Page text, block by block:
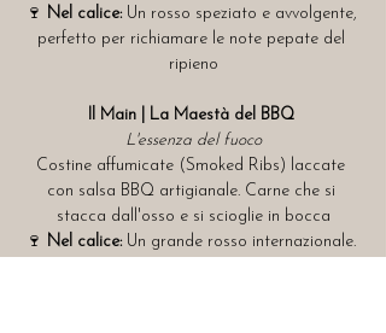
🍷 Nel calice: Un rosso speziato e avvolgente,
perfetto per richiamare le note pepate del
ripieno
Il Main | La Maestà del BBQ
L'essenza del fuoco
Costine affumicate (Smoked Ribs) laccate
con salsa BBQ artigianale. Carne che si
stacca dall'osso e si scioglie in bocca
🍷 Nel calice: Un grande rosso internazionale.